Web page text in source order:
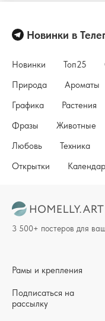
Новинки в
Новинки Топ25
Природа
Ароматы
Графика
Растения
Фразы
Животные
Любовь
Техника
Открытки
Рамы и крепления
Подписаться на
рассылку
3 500+ постеров для